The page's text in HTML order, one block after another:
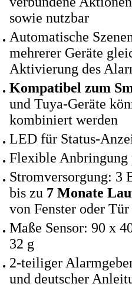
sowie nutzbar
Automatische
mehrerer Geräte
Aktivierung des
Kompatibel zum
und Tuya-Geräte
kombiniert werden
LED für Status-
Flexible Anbringung
Stromversorgung: 3
bis zu 7 Monate
von Fenster oder Tür
Maße Sensor: 90 x
32 g
2-teiliger
und deutscher